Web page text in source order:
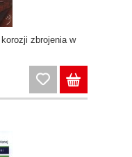
zbrojenia w